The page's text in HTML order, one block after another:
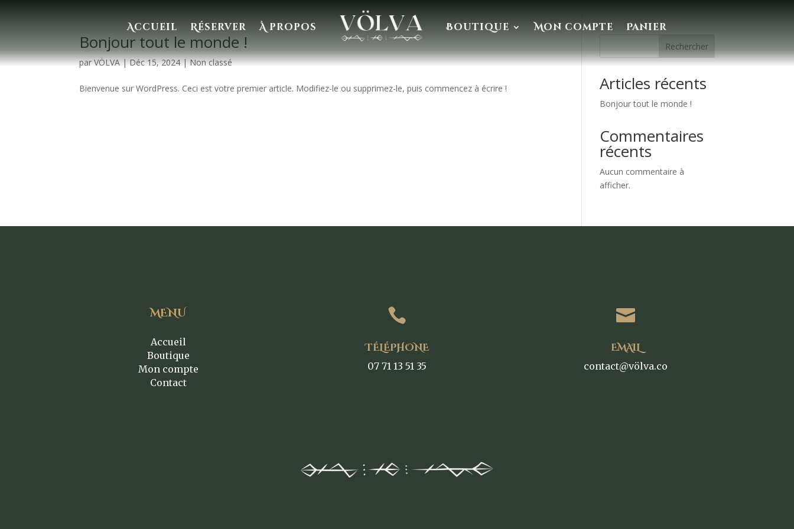
Accueil Réserver À propos Boutique Mon compte Panier
Bonjour tout le monde !
parVÖLVA|Déc 15, 2024|Non classé
Bienvenue sur WordPress. Ceci est votre premier article. Modifiez-le ou supprimez-le, puis commencez à écrire !
Rechercher
Articles récents
Bonjour tout le monde !
Commentaires
récents
Aucun commentaire à
afficher.
MENU
Accueil
Boutique
Mon compte
Contact

TÉLÉPHONE
07 71 13 51 35

EMAIL
contact@völva.co